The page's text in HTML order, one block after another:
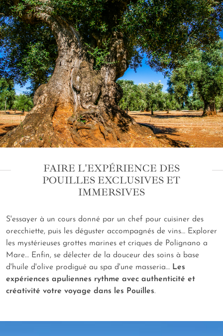
FAIRE L'EXPÉRIENCE DES
POUILLES EXCLUSIVES ET
IMMERSIVES
S'essayer à un cours donné par un chef pour cuisiner des
orecchiette, puis les déguster accompagnés de vins… Explorer
les mystérieuses grottes marines et criques de Polignano a
Mare… Enfin, se délecter de la douceur des soins à base
d'huile d'olive prodigué au spa d'une masseria… Les
expériences apuliennes rythme avec authenticité et
créativité votre voyage dans les Pouilles.